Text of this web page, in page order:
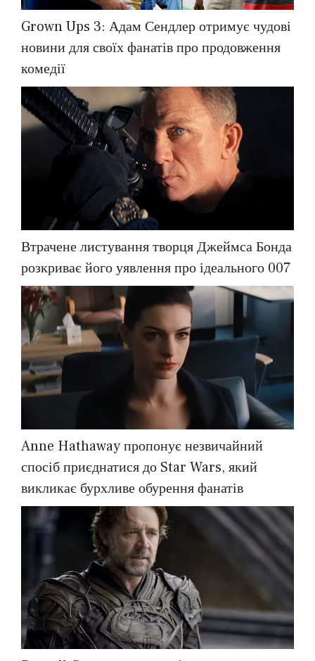
Grown Ups 3: Адам Сендлер отримує чудові
новини для своїх фанатів про продовження
комедії
Втрачене листування творця Джеймса Бонда
розкриває його уявлення про ідеального 007
Anne Hathaway пропонує незвичайний
спосіб приєднатися до Star Wars, який
викликає бурхливе обурення фанатів